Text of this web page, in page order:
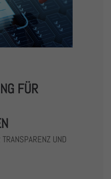
FÜR
UND